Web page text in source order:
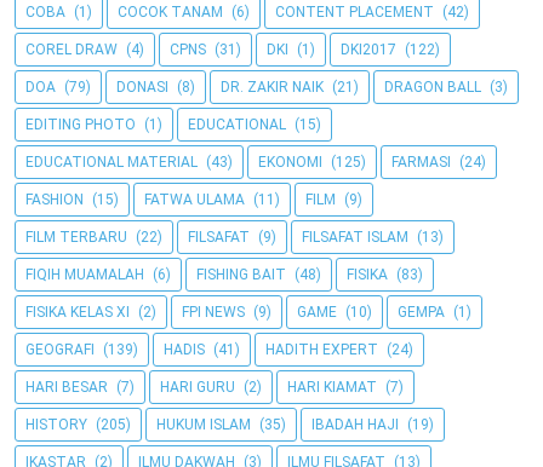
COBA (1) COCOK TANAM (6) CONTENT PLACEMENT (42)
COREL DRAW (4) CPNS (31) DKI (1) DKI2017 (122)
DOA (79) DONASI (8) DR. ZAKIR NAIK (21) DRAGON BALL (3)
EDITING PHOTO (1) EDUCATIONAL (15)
EDUCATIONAL MATERIAL (43) EKONOMI (125) FARMASI (24)
FASHION (15) FATWA ULAMA (11) FILM (9)
FILM TERBARU (22) FILSAFAT (9) FILSAFAT ISLAM (13)
FIQIH MUAMALAH (6) FISHING BAIT (48) FISIKA (83)
FISIKA KELAS XI (2) FPI NEWS (9) GAME (10) GEMPA (1)
GEOGRAFI (139) HADIS (41) HADITH EXPERT (24)
HARI BESAR (7) HARI GURU (2) HARI KIAMAT (7)
HISTORY (205) HUKUM ISLAM (35) IBADAH HAJI (19)
IKASTAR (2) ILMU DAKWAH (3) ILMU FILSAFAT (13)